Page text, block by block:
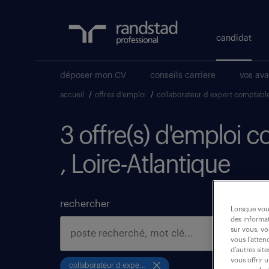
candidat
déposer mon CV conseils carriere vos
accueil / offres d'emploi / collaborateur d expert
3 offre(s) d'emploi
, Loire-Atlantique
rechercher
collaborateur d expert comptable f h
Lorsque
des
sur vous,
vous
d’autres
vous offrir